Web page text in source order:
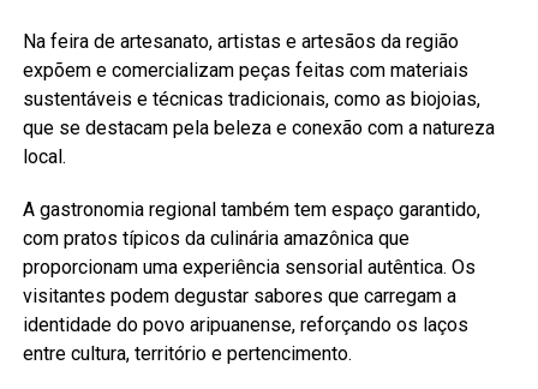
Na feira de artesanato, artistas e artesãos da região
expõem e comercializam peças feitas com materiais
sustentáveis e técnicas tradicionais, como as biojoias,
que se destacam pela beleza e conexão com a natureza
local.
A gastronomia regional também tem espaço garantido,
com pratos típicos da culinária amazônica que
proporcionam uma experiência sensorial autêntica. Os
visitantes podem degustar sabores que carregam a
identidade do povo aripuanense, reforçando os laços
entre cultura, território e pertencimento.